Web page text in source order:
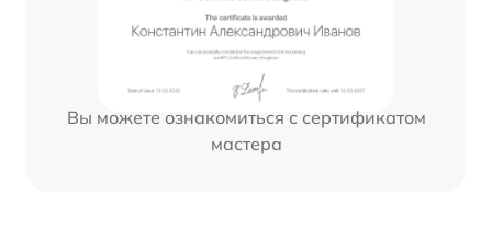
Вы можете ознакомиться с сертификатом
мастера